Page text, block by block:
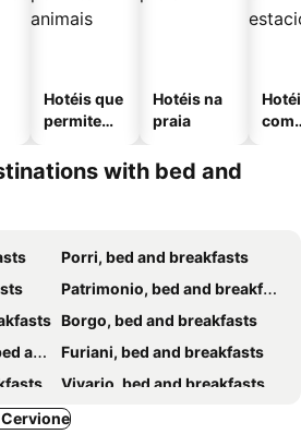
Hotéis que
permitem
Hotéis na
praia
com
with bed and
Porri, bed and breakfasts
Patrimonio, bed and breakfasts
Borgo, bed and breakfasts
Furiani, bed and breakfasts
Vivario, bed and breakfasts
Castello-di-Rostino, bed and breakfasts